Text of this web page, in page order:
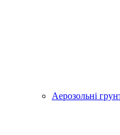
Аерозольні